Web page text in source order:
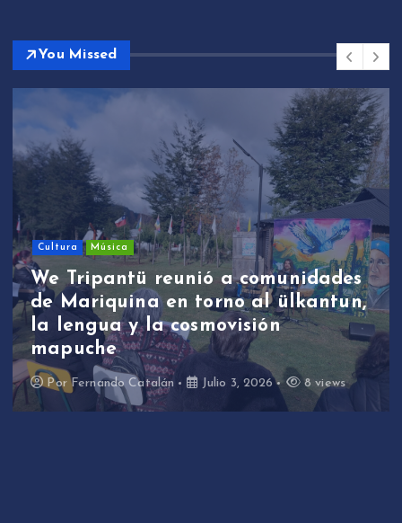
You Missed
Cultura Música
We Tripantü reunió a comunidades
de Mariquina en torno al ülkantun,
la lengua y la cosmovisión
mapuche
PorFernando Catalán Julio 3, 2026 8 views